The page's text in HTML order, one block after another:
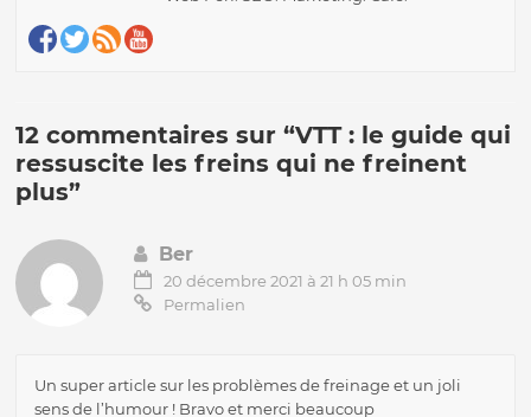
12 commentaires sur “VTT : le guide qui
ressuscite les freins qui ne freinent
plus”
Ber
20 décembre 2021 à 21 h 05 min
Permalien
Un super article sur les problèmes de freinage et un joli
sens de l’humour ! Bravo et merci beaucoup